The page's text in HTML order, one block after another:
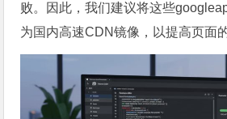
败。因此，我们建议将这些
为国内高速CDN镜像，以提高页面